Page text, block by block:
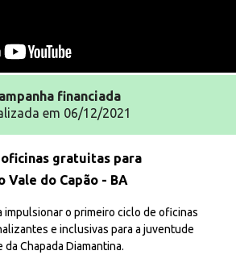
financiada
em 06/12/2021
oficinas gratuitas para
Vale do Capão - BA
impulsionar o primeiro ciclo de oficinas
e inclusivas para a juventude
Chapada Diamantina.